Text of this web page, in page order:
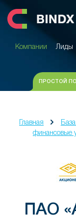
Компании Лиды
Компании Лиды
ПРОСТОЙ
Главная
финансовые
ПАО